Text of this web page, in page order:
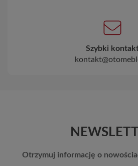
Szybki
Otrzymuj informację o